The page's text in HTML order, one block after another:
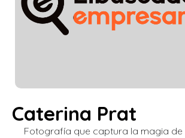
Caterina Prat
Fotografía que captura la magia de